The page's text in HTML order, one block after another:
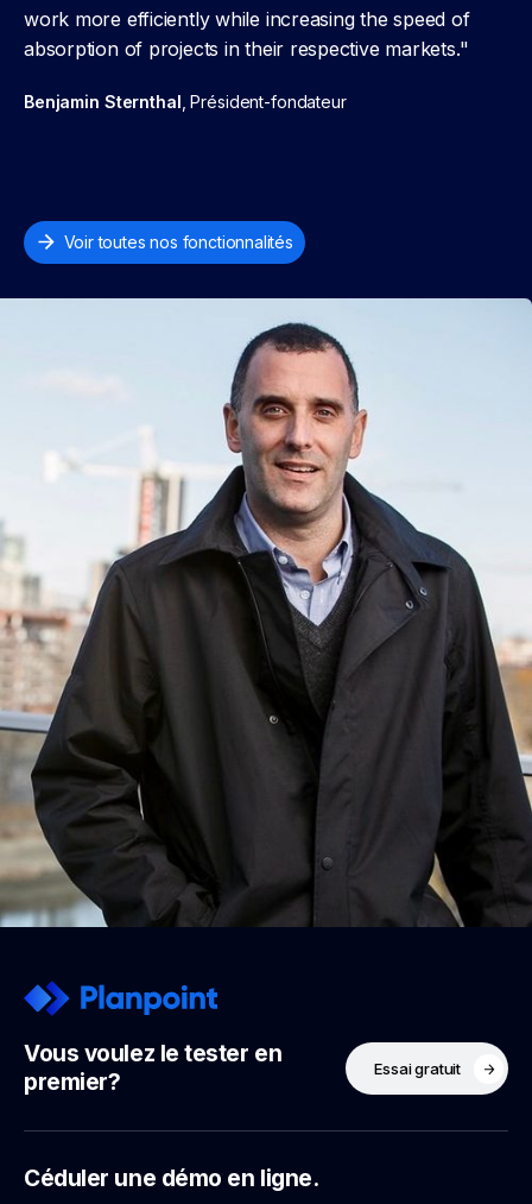
work more efficiently while increasing the speed of
absorption of projects in their respective markets."
Benjamin Sternthal , Président-fondateur
Voir toutes nos fonctionnalités
Vous voulez le tester en
premier?
Essai gratuit
Céduler une démo en ligne.